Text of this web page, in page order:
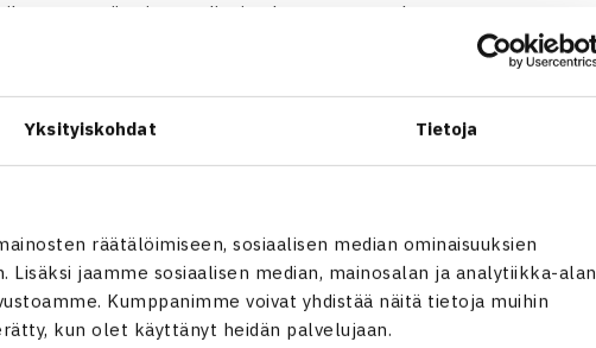
Yksityiskohdat Tietoja
räätälöimiseen, sosiaalisen median ominaisuuksien
jaamme sosiaalisen median, mainosalan ja analytiikka-alan
Kumppanimme voivat yhdistää näitä tietoja muihin
kun olet käyttänyt heidän palvelujaan.
on viimeinen pelipäivä-käytäntö. Tätä käytäntöä on
menestyksekkäästi jo useita vuosia. II-IV-divisioonissa on jokaiselle
tai sähköpostilla:elmo.vilja nen@tennis.fi